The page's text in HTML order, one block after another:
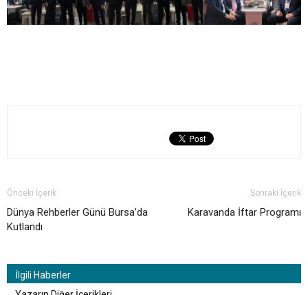
Önceki İçerik
Dünya Rehberler Günü Bursa’da
Kutlandı
Sonraki İçerik
Karavanda İftar Programı
İlgili Haberler